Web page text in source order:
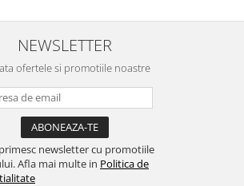
NEWSLETTER
ofertele si promotiile noastre
newsletter cu promotiile
Afla mai multe in Politica de